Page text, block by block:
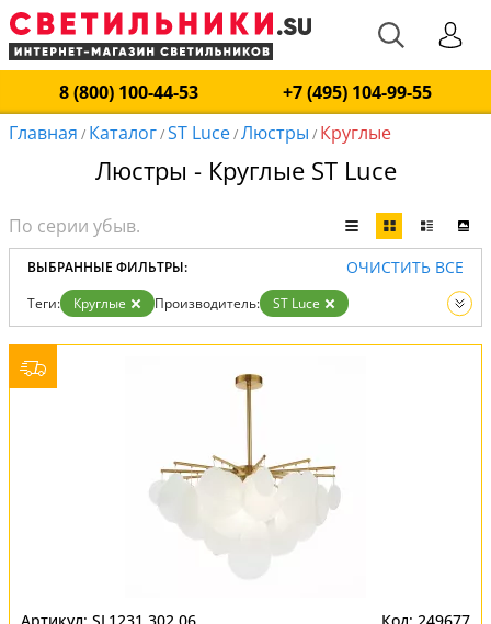
8 (800) 100-44-53
+7 (495) 104-99-55
Главная / Каталог/ST Luce/Люстры / Круглые
Люстры - Круглые ST Luce
ВЫБРАННЫЕ ФИЛЬТРЫ: ОЧИСТИТЬ ВСЕ
Теги: Круглые Производитель:
ST Luce
Вид:
Люстры